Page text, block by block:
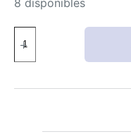
MEDIC'S
clorofila
800